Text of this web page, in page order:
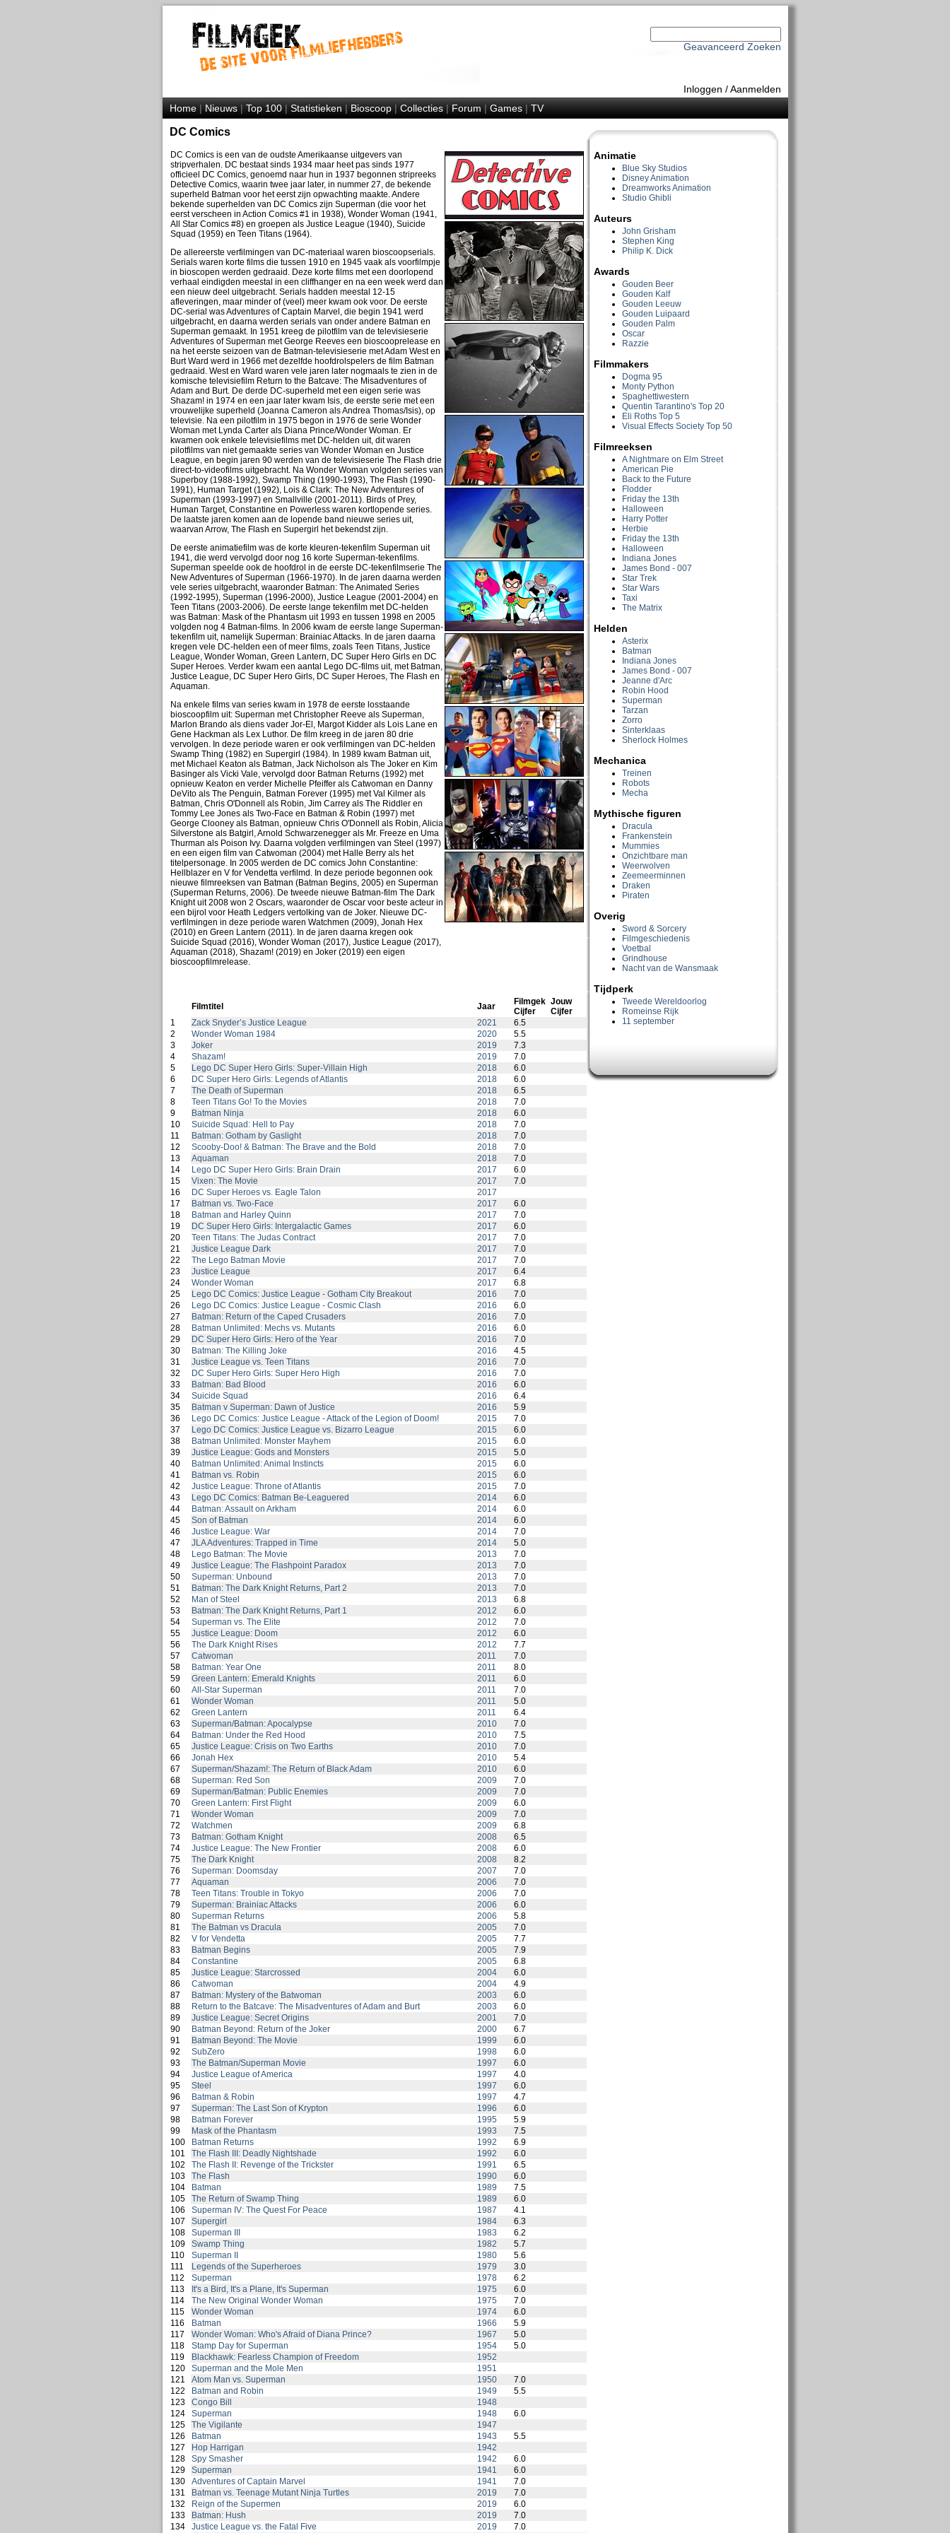
Geavanceerd Zoeken
Inloggen /Aanmelden
Home|Nieuws|Top 100|Statistieken|Bioscoop|Collecties|Forum|Games|TV
Animatie
Blue Sky Studios
Disney Animation
Dreamworks Animation
Studio Ghibli
Auteurs
John Grisham
Stephen King
Philip K. Dick
Awards
Gouden Beer
Gouden Kalf
Gouden Leeuw
Gouden Luipaard
Gouden Palm
Oscar
Razzie
Filmmakers
Dogma 95
Monty Python
Spaghettiwestern
Quentin Tarantino's Top 20
Eli Roths Top 5
Visual Effects Society Top 50
Filmreeksen
A Nightmare on Elm Street
American Pie
Back to the Future
Flodder
Friday the 13th
Halloween
Harry Potter
Herbie
Friday the 13th
Halloween
Indiana Jones
James Bond - 007
Star Trek
Star Wars
Taxi
The Matrix
Helden
Asterix
Batman
Indiana Jones
James Bond - 007
Jeanne d'Arc
Robin Hood
Superman
Tarzan
Zorro
Sinterklaas
Sherlock Holmes
Mechanica
Treinen
Robots
Mecha
Mythische figuren
Dracula
Frankenstein
Mummies
Onzichtbare man
Weerwolven
Zeemeerminnen
Draken
Piraten
Overig
Sword & Sorcery
Filmgeschiedenis
Voetbal
Grindhouse
Nacht van de Wansmaak
Tijdperk
Tweede Wereldoorlog
Romeinse Rijk
11 september
DC Comics
DC Comics is een van de oudste Amerikaanse uitgevers van
stripverhalen. DC bestaat sinds 1934 maar heet pas sinds 1977
officieel DC Comics, genoemd naar hun in 1937 begonnen stripreeks
Detective Comics, waarin twee jaar later, in nummer 27, de bekende
superheld Batman voor het eerst zijn opwachting maakte. Andere
bekende superhelden van DC Comics zijn Superman (die voor het
eerst verscheen in Action Comics #1 in 1938), Wonder Woman (1941,
All Star Comics #8) en groepen als Justice League (1940), Suicide
Squad (1959) en Teen Titans (1964).
De allereerste verfilmingen van DC-materiaal waren bioscoopserials.
Serials waren korte films die tussen 1910 en 1945 vaak als voorfilmpje
in bioscopen werden gedraaid. Deze korte films met een doorlopend
verhaal eindigden meestal in een cliffhanger en na een week werd dan
een nieuw deel uitgebracht. Serials hadden meestal 12-15
afleveringen, maar minder of (veel) meer kwam ook voor. De eerste
DC-serial was Adventures of Captain Marvel, die begin 1941 werd
uitgebracht, en daarna werden serials van onder andere Batman en
Superman gemaakt. In 1951 kreeg de pilotfilm van de televisieserie
Adventures of Superman met George Reeves een bioscooprelease en
na het eerste seizoen van de Batman-televisieserie met Adam West en
Burt Ward werd in 1966 met dezelfde hoofdrolspelers de film Batman
gedraaid. West en Ward waren vele jaren later nogmaals te zien in de
komische televisiefilm Return to the Batcave: The Misadventures of
Adam and Burt. De derde DC-superheld met een eigen serie was
Shazam! in 1974 en een jaar later kwam Isis, de eerste serie met een
vrouwelijke superheld (Joanna Cameron als Andrea Thomas/Isis), op
televisie. Na een pilotfilm in 1975 begon in 1976 de serie Wonder
Woman met Lynda Carter als Diana Prince/Wonder Woman. Er
kwamen ook enkele televisiefilms met DC-helden uit, dit waren
pilotfilms van niet gemaakte series van Wonder Woman en Justice
League, en begin jaren 90 werden van de televisieserie The Flash drie
direct-to-videofilms uitgebracht. Na Wonder Woman volgden series van
Superboy (1988-1992), Swamp Thing (1990-1993), The Flash (1990-
1991), Human Target (1992), Lois & Clark: The New Adventures of
Superman (1993-1997) en Smallville (2001-2011). Birds of Prey,
Human Target, Constantine en Powerless waren kortlopende series.
De laatste jaren komen aan de lopende band nieuwe series uit,
waarvan Arrow, The Flash en Supergirl het bekendst zijn.
De eerste animatiefilm was de korte kleuren-tekenfilm Superman uit
1941, die werd vervolgd door nog 16 korte Superman-tekenfilms.
Superman speelde ook de hoofdrol in de eerste DC-tekenfilmserie The
New Adventures of Superman (1966-1970). In de jaren daarna werden
vele series uitgebracht, waaronder Batman: The Animated Series
(1992-1995), Superman (1996-2000), Justice League (2001-2004) en
Teen Titans (2003-2006). De eerste lange tekenfilm met DC-helden
was Batman: Mask of the Phantasm uit 1993 en tussen 1998 en 2005
volgden nog 4 Batman-films. In 2006 kwam de eerste lange Superman-
tekenfilm uit, namelijk Superman: Brainiac Attacks. In de jaren daarna
kregen vele DC-helden een of meer films, zoals Teen Titans, Justice
League, Wonder Woman, Green Lantern, DC Super Hero Girls en DC
Super Heroes. Verder kwam een aantal Lego DC-films uit, met Batman,
Justice League, DC Super Hero Girls, DC Super Heroes, The Flash en
Aquaman.
Na enkele films van series kwam in 1978 de eerste losstaande
bioscoopfilm uit: Superman met Christopher Reeve als Superman,
Marlon Brando als diens vader Jor-El, Margot Kidder als Lois Lane en
Gene Hackman als Lex Luthor. De film kreeg in de jaren 80 drie
vervolgen. In deze periode waren er ook verfilmingen van DC-helden
Swamp Thing (1982) en Supergirl (1984). In 1989 kwam Batman uit,
met Michael Keaton als Batman, Jack Nicholson als The Joker en Kim
Basinger als Vicki Vale, vervolgd door Batman Returns (1992) met
opnieuw Keaton en verder Michelle Pfeiffer als Catwoman en Danny
DeVito als The Penguin, Batman Forever (1995) met Val Kilmer als
Batman, Chris O'Donnell als Robin, Jim Carrey als The Riddler en
Tommy Lee Jones als Two-Face en Batman & Robin (1997) met
George Clooney als Batman, opnieuw Chris O'Donnell als Robin, Alicia
Silverstone als Batgirl, Arnold Schwarzenegger als Mr. Freeze en Uma
Thurman als Poison Ivy. Daarna volgden verfilmingen van Steel (1997)
en een eigen film van Catwoman (2004) met Halle Berry als het
titelpersonage. In 2005 werden de DC comics John Constantine:
Hellblazer en V for Vendetta verfilmd. In deze periode begonnen ook
nieuwe filmreeksen van Batman (Batman Begins, 2005) en Superman
(Superman Returns, 2006). De tweede nieuwe Batman-film The Dark
Knight uit 2008 won 2 Oscars, waaronder de Oscar voor beste acteur in
een bijrol voor Heath Ledgers vertolking van de Joker. Nieuwe DC-
verfilmingen in deze periode waren Watchmen (2009), Jonah Hex
(2010) en Green Lantern (2011). In de jaren daarna kregen ook
Suicide Squad (2016), Wonder Woman (2017), Justice League (2017),
Aquaman (2018), Shazam! (2019) en Joker (2019) een eigen
bioscoopfilmrelease.
Filmtitel Jaar
Filmgek
Cijfer
Jouw
Cijfer
1
Zack Snyder’s Justice League 2021
6.5
2
Wonder Woman 1984 2020
5.5
3
Joker 2019
7.3
4
Shazam! 2019
7.0
5
Lego DC Super Hero Girls: Super-Villain High 2018
6.0
6
DC Super Hero Girls: Legends of Atlantis 2018
6.0
7
The Death of Superman 2018
6.5
8
Teen Titans Go! To the Movies 2018
7.0
9
Batman Ninja 2018
6.0
10
Suicide Squad: Hell to Pay 2018
7.0
11
Batman: Gotham by Gaslight 2018
7.0
12
Scooby-Doo! & Batman: The Brave and the Bold 2018
7.0
13
Aquaman 2018
7.0
14
Lego DC Super Hero Girls: Brain Drain 2017
6.0
15
Vixen: The Movie 2017
7.0
16
DC Super Heroes vs. Eagle Talon
2017
17
Batman vs. Two-Face 2017
6.0
18
Batman and Harley Quinn 2017
7.0
19
DC Super Hero Girls: Intergalactic Games 2017
6.0
20
Teen Titans: The Judas Contract 2017
7.0
21
Justice League Dark 2017
7.0
22
The Lego Batman Movie 2017
7.0
23
Justice League 2017
6.4
24
Wonder Woman 2017
6.8
25
Lego DC Comics: Justice League - Gotham City Breakout 2016
7.0
26
Lego DC Comics: Justice League - Cosmic Clash 2016
6.0
27
Batman: Return of the Caped Crusaders 2016
7.0
28
Batman Unlimited: Mechs vs. Mutants 2016
6.0
29
DC Super Hero Girls: Hero of the Year 2016
7.0
30
Batman: The Killing Joke 2016
4.5
31
Justice League vs. Teen Titans 2016
7.0
32
DC Super Hero Girls: Super Hero High 2016
7.0
33
Batman: Bad Blood 2016
6.0
34
Suicide Squad 2016
6.4
35
Batman v Superman: Dawn of Justice 2016
5.9
36
Lego DC Comics: Justice League - Attack of the Legion of Doom! 2015
7.0
37
Lego DC Comics: Justice League vs. Bizarro League 2015
6.0
38
Batman Unlimited: Monster Mayhem 2015
6.0
39
Justice League: Gods and Monsters 2015
5.0
40
Batman Unlimited: Animal Instincts 2015
6.0
41
Batman vs. Robin 2015
6.0
42
Justice League: Throne of Atlantis 2015
7.0
43
Lego DC Comics: Batman Be-Leaguered 2014
6.0
44
Batman: Assault on Arkham 2014
6.0
45
Son of Batman 2014
6.0
46
Justice League: War 2014
7.0
47
JLA Adventures: Trapped in Time 2014
5.0
48
Lego Batman: The Movie 2013
7.0
49
Justice League: The Flashpoint Paradox 2013
7.0
50
Superman: Unbound 2013
7.0
51
Batman: The Dark Knight Returns, Part 2 2013
7.0
52
Man of Steel 2013
6.8
53
Batman: The Dark Knight Returns, Part 1 2012
6.0
54
Superman vs. The Elite 2012
7.0
55
Justice League: Doom 2012
6.0
56
The Dark Knight Rises 2012
7.7
57
Catwoman 2011
7.0
58
Batman: Year One 2011
8.0
59
Green Lantern: Emerald Knights 2011
6.0
60
All-Star Superman 2011
7.0
61
Wonder Woman 2011
5.0
62
Green Lantern 2011
6.4
63
Superman/Batman: Apocalypse 2010
7.0
64
Batman: Under the Red Hood 2010
7.5
65
Justice League: Crisis on Two Earths 2010
7.0
66
Jonah Hex 2010
5.4
67
Superman/Shazam!: The Return of Black Adam 2010
6.0
68
Superman: Red Son 2009
7.0
69
Superman/Batman: Public Enemies 2009
7.0
70
Green Lantern: First Flight 2009
6.0
71
Wonder Woman 2009
7.0
72
Watchmen 2009
6.8
73
Batman: Gotham Knight 2008
6.5
74
Justice League: The New Frontier 2008
6.0
75
The Dark Knight 2008
8.2
76
Superman: Doomsday 2007
7.0
77
Aquaman 2006
7.0
78
Teen Titans: Trouble in Tokyo 2006
7.0
79
Superman: Brainiac Attacks 2006
6.0
80
Superman Returns 2006
5.8
81
The Batman vs Dracula 2005
7.0
82
V for Vendetta 2005
7.7
83
Batman Begins 2005
7.9
84
Constantine 2005
6.8
85
Justice League: Starcrossed 2004
6.0
86
Catwoman 2004
4.9
87
Batman: Mystery of the Batwoman 2003
6.0
88
Return to the Batcave: The Misadventures of Adam and Burt 2003
6.0
89
Justice League: Secret Origins 2001
7.0
90
Batman Beyond: Return of the Joker 2000
6.7
91
Batman Beyond: The Movie 1999
6.0
92
SubZero 1998
6.0
93
The Batman/Superman Movie 1997
6.0
94
Justice League of America 1997
4.0
95
Steel 1997
6.0
96
Batman & Robin 1997
4.7
97
Superman: The Last Son of Krypton 1996
6.0
98
Batman Forever 1995
5.9
99
Mask of the Phantasm 1993
7.5
100
Batman Returns 1992
6.9
101
The Flash III: Deadly Nightshade 1992
6.0
102
The Flash II: Revenge of the Trickster 1991
6.5
103
The Flash 1990
6.0
104
Batman 1989
7.5
105
The Return of Swamp Thing 1989
6.0
106
Superman IV: The Quest For Peace 1987
4.1
107
Supergirl 1984
6.3
108
Superman III 1983
6.2
109
Swamp Thing 1982
5.7
110
Superman II 1980
5.6
111
Legends of the Superheroes 1979
3.0
112
Superman 1978
6.2
113
It's a Bird, It's a Plane, It's Superman 1975
6.0
114
The New Original Wonder Woman 1975
7.0
115
Wonder Woman 1974
6.0
116
Batman 1966
5.9
117
Wonder Woman: Who's Afraid of Diana Prince? 1967
5.0
118
Stamp Day for Superman 1954
5.0
119
Blackhawk: Fearless Champion of Freedom
1952
120
Superman and the Mole Men
1951
121
Atom Man vs. Superman 1950
7.0
122
Batman and Robin 1949
5.5
123
Congo Bill
1948
124
Superman 1948
6.0
125
The Vigilante
1947
126
Batman 1943
5.5
127
Hop Harrigan
1942
128
Spy Smasher 1942
6.0
129
Superman 1941
6.0
130
Adventures of Captain Marvel 1941
7.0
131
Batman vs. Teenage Mutant Ninja Turtles 2019
7.0
132
Reign of the Supermen 2019
6.0
133
Batman: Hush 2019
7.0
134
Justice League vs. the Fatal Five 2019 7.0